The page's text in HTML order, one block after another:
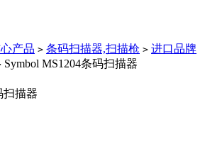
产品 > 条码扫描器,扫描枪 > 进口品牌
Symbol MS1204条码扫描器